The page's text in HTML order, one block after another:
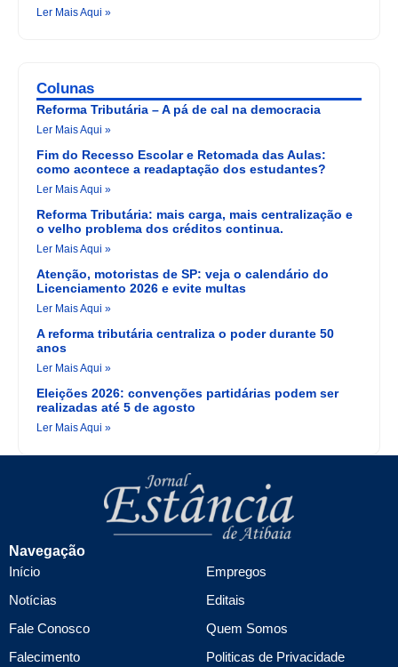
Ler Mais Aqui »
Colunas
Reforma Tributária – A pá de cal na democracia
Ler Mais Aqui »
Fim do Recesso Escolar e Retomada das Aulas:
como acontece a readaptação dos estudantes?
Ler Mais Aqui »
Reforma Tributária: mais carga, mais centralização e
o velho problema dos créditos continua.
Ler Mais Aqui »
Atenção, motoristas de SP: veja o calendário do
Licenciamento 2026 e evite multas
Ler Mais Aqui »
A reforma tributária centraliza o poder durante 50
anos
Ler Mais Aqui »
Eleições 2026: convenções partidárias podem ser
realizadas até 5 de agosto
Ler Mais Aqui »
Navegação
Início
Notícias
Fale Conosco
Falecimento
Empregos
Editais
Quem Somos
Politicas de Privacidade